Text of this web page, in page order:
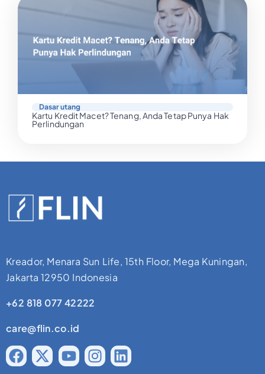
Dasar utang
Kartu Kredit Macet? Tenang, Anda Tetap Punya Hak
Perlindungan
Kreador, Menara Sun Life, 15th Floor, Mega Kuningan,
Jakarta 12950 Indonesia
+62 818 077 42222
care@flin.co.id